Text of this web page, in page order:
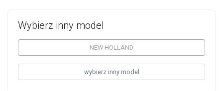
Wybierz inny model
NEW HOLLAND
wybierz inny model